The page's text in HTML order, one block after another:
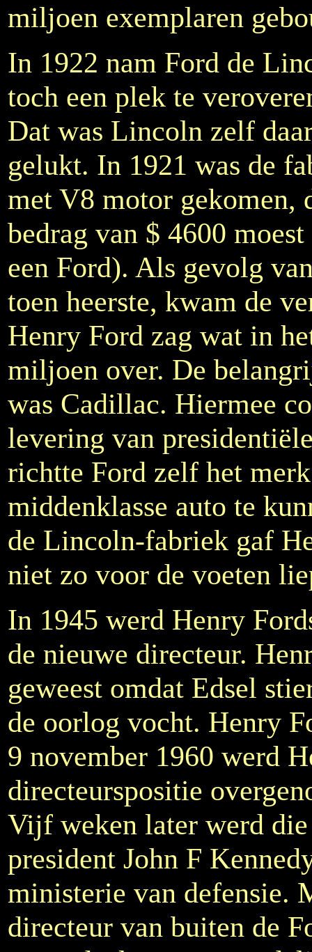
miljoen exemplaren
In 1922 nam Ford de
toch een plek te
Dat was Lincoln zelf
gelukt. In 1921 was de
met V8 motor gekomen,
bedrag van $ 4600
een Ford). Als gevolg
toen heerste, kwam de
Henry Ford zag wat in
miljoen over. De
was Cadillac. Hiermee
levering van
richtte Ford zelf het
middenklasse auto te
de Lincoln-fabriek gaf
niet zo voor de voeten
In 1945 werd Henry
de nieuwe directeur.
geweest omdat Edsel
de oorlog vocht. Henry
9 november 1960 werd
directeurspositie
Vijf weken later werd
president John F
ministerie van defensie.
directeur van buiten de